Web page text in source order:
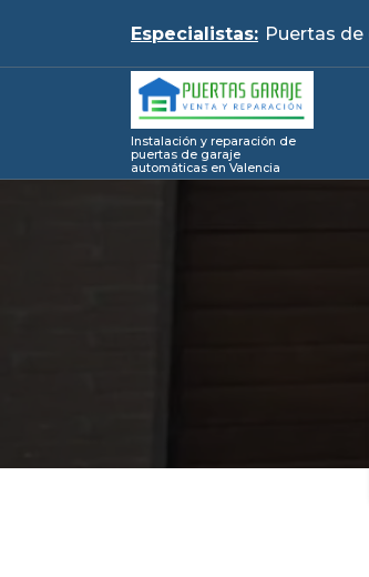
content
Especialistas: Puer
Instalación y reparación de
puertas de garaje
automáticas en Valencia